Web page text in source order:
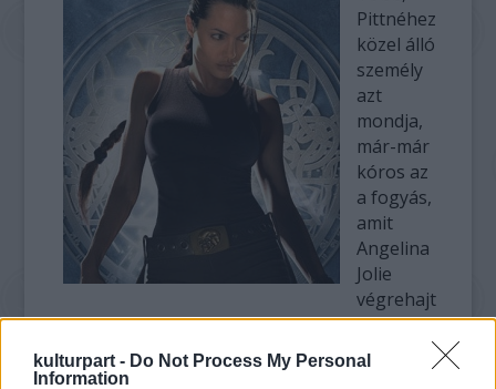
kulturpart - Do Not Process My Personal
Information
Pittnéhez
közel álló
személy
azt
mondja,
már-már
kóros az
a fogyás,
amit
Angelina
Jolie
végrehajt
a Salt című film kedvéért. A méregtelenítő
kúrával ötvözött diéta során a színésznő
három hét alatt több mint tíz kilóval lett